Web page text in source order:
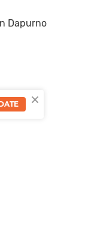
Dapurno
×